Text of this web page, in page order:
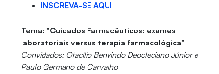
INSCREVA-SE AQUI
Tema: "Cuidados Farmacêuticos: exames
laboratoriais versus terapia farmacológica"
Convidados: Otacílio Benvindo Deocleciano Júnior e
Paulo Germano de Carvalho